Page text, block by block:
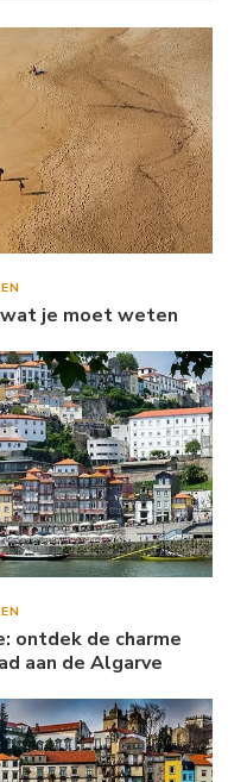
je moet weten
ontdek de charme
aan de Algarve